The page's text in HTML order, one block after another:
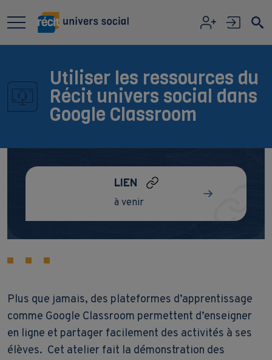
Utiliser les ressources du
Récit univers social dans
Google Classroom
LIEN
à venir
Plus que jamais, des plateformes d’apprentissage
comme Google Classroom permettent d’enseigner
en ligne et partager facilement des activités à ses
élèves. Cet atelier fait la démonstration des